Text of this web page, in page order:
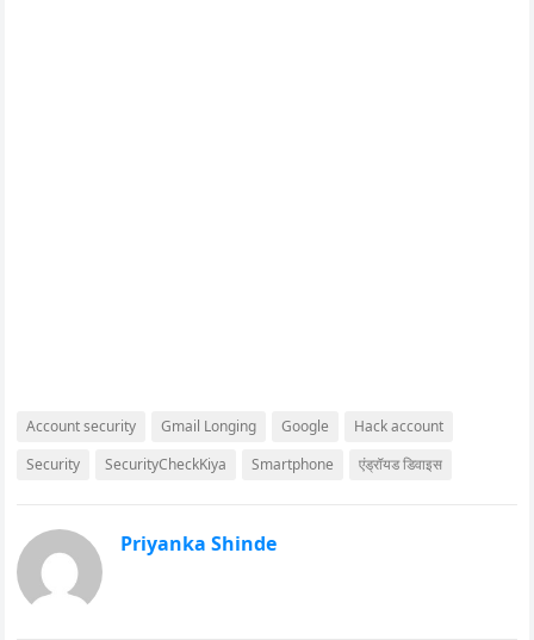
Account security Gmail Longing Google
Hack account
Security
SecurityCheckKiya Smartphone एंड्रॉयड डिवाइस
Priyanka Shinde